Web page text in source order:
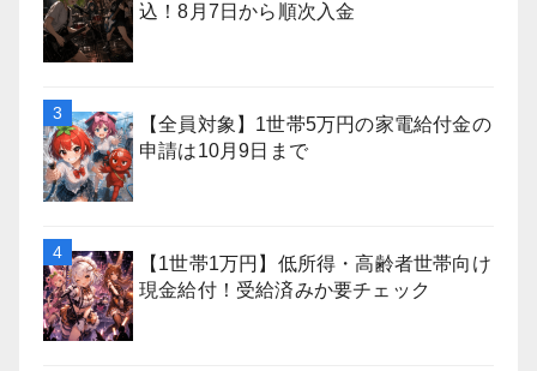
込！8月7日から順次入金
【全員対象】1世帯5万円の家電給付金の
申請は10月9日まで
【1世帯1万円】低所得・高齢者世帯向け
現金給付！受給済みか要チェック